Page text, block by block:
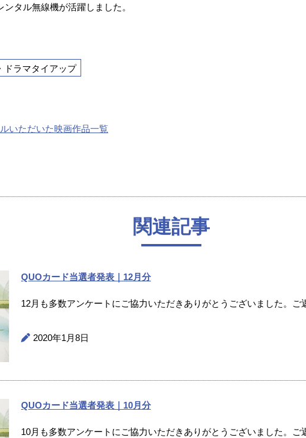
タル無線機が活躍しました。
ドラマタイアップ
いただいた映画作品一覧
関連記事
QUOカード当選者発表｜12月分
12月も多数アンケートにご協力いただきありがとうございました。
2020年1月8日
QUOカード当選者発表｜10月分
10月も多数アンケートにご協力いただきありがとうございました。